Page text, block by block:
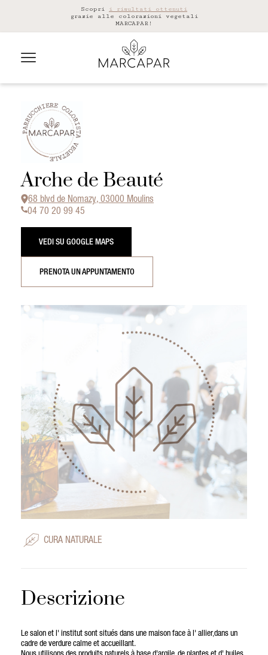
Scopri i risultati ottenuti
grazie alle colorazioni vegetali
MARCAPAR!
Arche de Beauté
68 blvd de Nomazy, 03000 Moulins
04 70 20 99 45
VEDI SU GOOGLE MAPS
PRENOTA UN APPUNTAMENTO
CURA NATURALE
Descrizione
Le salon et l' institut sont situés dans une maison face à l' allier,dans un
cadre de verdure calme et accueillant.